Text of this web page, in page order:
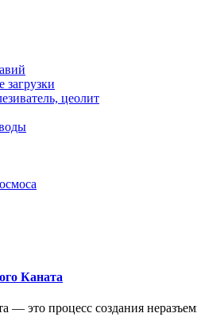
цеолит
Каната
— это процесс создания